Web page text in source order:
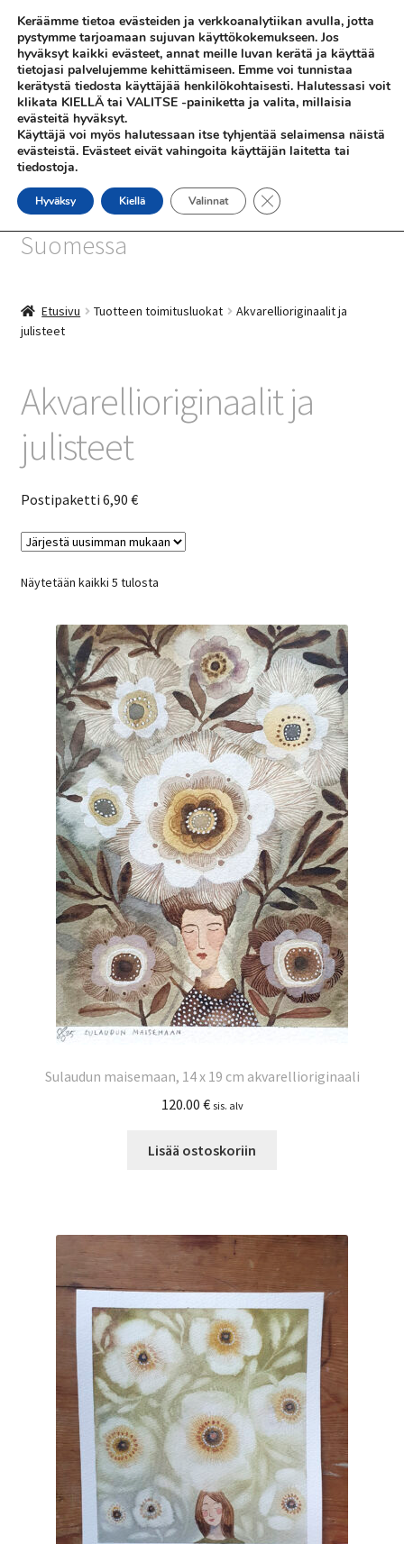
Siirry
navigointiin
Siirry
sisältöön
Valikko
SHOP
INFO
SiniSusan kortit painetaan
Suomessa
Etusivu Tuotteen toimitusluokat
Akvarellioriginaalit ja
julisteet
Akvarellioriginaalit ja
julisteet
Postipaketti 6,90 €
Näytetään kaikki 5 tulostaSorted
Sulaudun maisemaan, 14 x 19 cm akvarellioriginaali
120.00 € sis. alv
Lisää ostoskoriin
Keräämme tietoa evästeiden ja verkkoanalytiikan avulla, jotta
pystymme tarjoamaan sujuvan käyttökokemukseen. Jos
hyväksyt kaikki evästeet, annat meille luvan kerätä ja käyttää
tietojasi palvelujemme kehittämiseen. Emme voi tunnistaa
kerätystä tiedosta käyttäjää henkilökohtaisesti. Halutessasi voit
klikata KIELLÄ tai VALITSE -painiketta ja valita, millaisia
evästeitä hyväksyt.
Käyttäjä voi myös halutessaan itse tyhjentää selaimensa näistä
evästeistä. Evästeet eivät vahingoita käyttäjän laitetta tai
tiedostoja.
Hyväksy Kiellä Valinnat Sulje evästebanneri